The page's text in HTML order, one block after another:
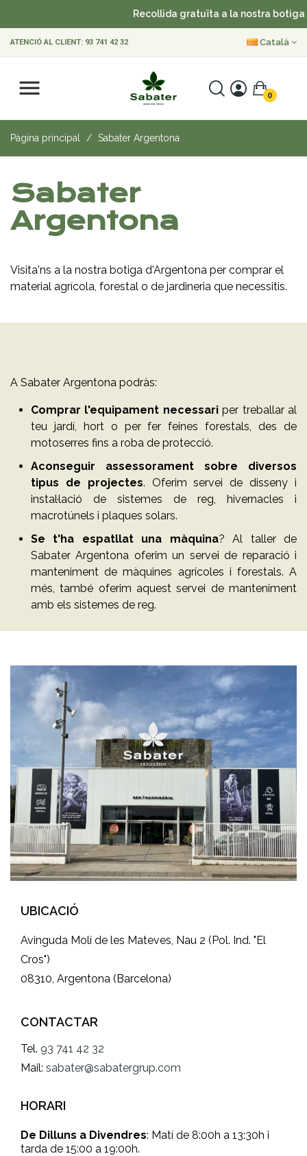
Recollida gratuïta a la nostra botiga
ATENCIÓ AL CLIENT: 93 741 42 32 Català
0
Pàgina principal Sabater Argentona
Sabater
Argentona
Visita'ns a la nostra botiga d'Argentona per comprar el
material agrícola, forestal o de jardineria que necessitis.
A Sabater Argentona podràs:
Comprar l'equipament necessariper treballar al
teu jardí, hort o per fer feines forestals, des de
motoserres fins a roba de protecció.
Aconseguir assessorament sobre diversos
tipus de projectes. Oferim servei de disseny i
instal·lació de sistemes de reg, hivernacles i
macrotúnels i plaques solars.
Se t'ha espatllat una màquina? Al taller de
Sabater Argentona oferim un servei de reparació i
manteniment de màquines agrícoles i forestals. A
més, també oferim aquest servei de manteniment
amb els sistemes de reg.
UBICACIÓ
Avinguda Molí de les Mateves, Nau 2 (Pol. Ind. "El
Cros")
08310, Argentona (Barcelona)
CONTACTAR
Tel. 93 741 42 32
Mail: sabater@sabatergrup.com
HORARI
De Dilluns a Divendres: Matí de 8:00h a 13:30h i
tarda de 15:00 a 19:00h.